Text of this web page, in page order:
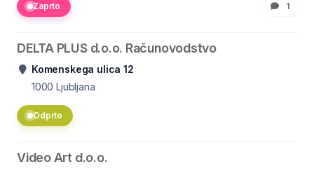
Zaprto 1
DELTA PLUS d.o.o. Računovodstvo
Komenskega ulica 12
1000 Ljubljana
Odprto
Video Art d.o.o.